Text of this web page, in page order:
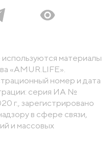
материалы
«AMUR.LIFE».
номер и дата
серия ИА №
г., зарегистрировано
в сфере связи,
и массовых